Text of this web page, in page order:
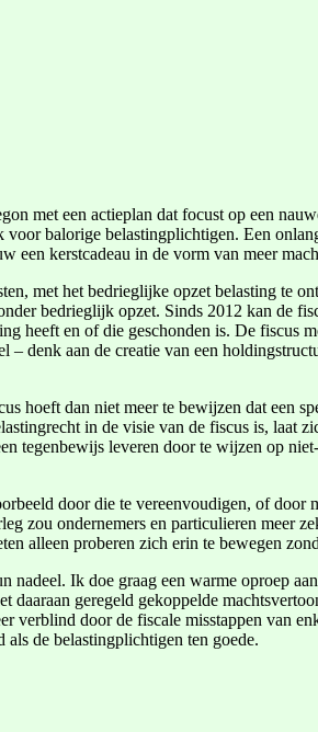
met een actieplan dat focust op een
balorige belastingplichtigen. Een
een kerstcadeau in de vorm van meer
met het bedrieglijke opzet belasting te
bedrieglijk opzet. Sinds 2012 kan de
heeft en of die geschonden is. De fiscus
– denk aan de creatie van een
hoeft dan niet meer te bewijzen dat een
in de visie van de fiscus is, laat
tegenbewijs leveren door te wijzen op
door die te vereenvoudigen, of door
zou ondernemers en particulieren meer
alleen proberen zich erin te bewegen
Ik doe graag een warme oproep
daaraan geregeld gekoppelde
verblind door de fiscale misstappen van
als de belastingplichtigen ten goede.